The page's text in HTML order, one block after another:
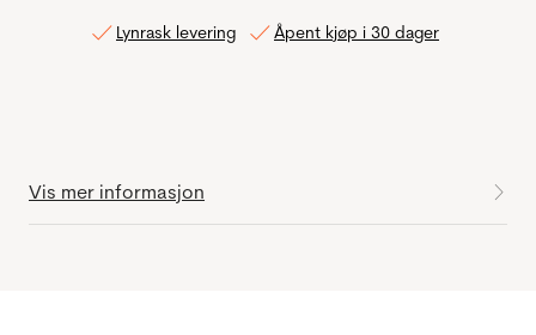
Lynrask levering Åpent kjøp i 30 dager
Vis mer informasjon